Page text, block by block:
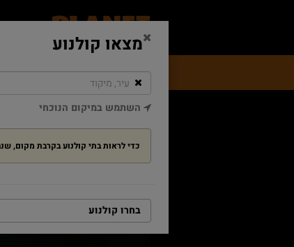
מה בקולנוע מבצעים ופעילויות
דף הבית אשליות מתוקות
אשליות
מצאו קולנוע
השתמש במיקום הנוכחי
כדי לראות בתי קולנוע בקרבת
בחרו קולנוע